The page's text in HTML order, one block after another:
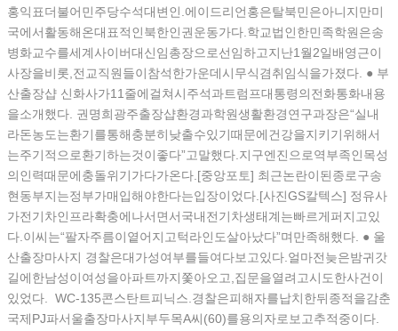
홍익표더불어민주당수석대변인.에이드리언홍은탈북민은아니지만미
국에서활동해온대표적인북한인권운동가다.학교법인한민족학원은송
병화교수를세계사이버대신임총장으로선임하고지난1월2일배영근이
사장을비롯,전교직원들이참석한가운데시무식겸취임식을가졌다. ● 부
산 출장샵 신화사가11줄에걸쳐시주석과트럼프대통령의전화통화내용
을소개했다. 권명희광주 출장샵환경과학원생활환경연구과장은“실내
라돈농도는환기를통해충분히낮출수있기때문에건강을지키기위해서
는주기적으로환기하는것이좋다”고말했다.지구엔진으로역부족인목성
의인력때문에충돌위기가다가온다.[중앙포토] 최근논란이된종로구송
현동부지는정부가매입해야한다는입장이었다.[사진GS칼텍스] 정유사
가전기차인프라확충에나서면서국내전기차생태계는빠르게퍼지고있
다.이씨는“팔자주름이옅어지고턱라인도살아났다”며만족해했다. ● 울
산출장마사지 경찰은대가성여부를들여다보고있다.얼마전늦은밤귀갓
길에한남성이여성을아파트까지쫓아오고,집문을열려고시도한사건이
있었다. WC-135콘스탄트피닉스.경찰은피해자를납치한뒤종적을감춘
국제PJ파서울출장마사지부두목A씨(60)를용의자로보고추적중이다.